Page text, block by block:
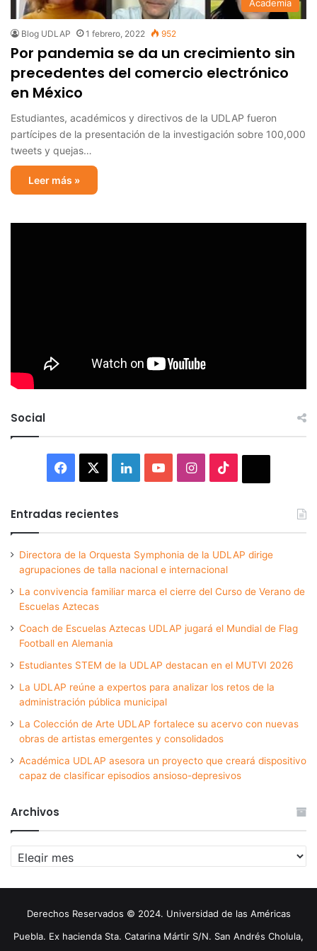
Academia
Blog UDLAP 1 febrero, 2022 952
Por pandemia se da un crecimiento sin
precedentes del comercio electrónico
en México
Estudiantes, académicos y directivos de la UDLAP fueron
partícipes de la presentación de la investigación sobre 100,000
tweets y quejas…
Leer más »
Social
Facebook LinkedInYouTubeInstagram
Entradas recientes
Directora de la Orquesta Symphonia de la UDLAP dirige
agrupaciones de talla nacional e internacional
La convivencia familiar marca el cierre del Curso de Verano de
Escuelas Aztecas
Coach de Escuelas Aztecas UDLAP jugará el Mundial de Flag
Football en Alemania
Estudiantes STEM de la UDLAP destacan en el MUTVI 2026
La UDLAP reúne a expertos para analizar los retos de la
administración pública municipal
La Colección de Arte UDLAP fortalece su acervo con nuevas
obras de artistas emergentes y consolidados
Académica UDLAP asesora un proyecto que creará dispositivo
capaz de clasificar episodios ansioso-depresivos
Archivos
Archivos
Derechos Reservados © 2024. Universidad de las Américas
Puebla. Ex hacienda Sta. Catarina Mártir S/N. San Andrés Cholula,